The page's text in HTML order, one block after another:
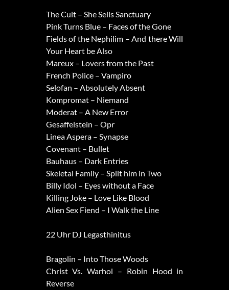
The Cult – She Sells Sanctuary
Pink Turns Blue – Faces of the Gone
Fields of the Nephilim – And there Will
Your Heart be Also
Mareux – Lovers from the Past
French Police – Vampiro
Selofan – Absolutely Absent
Kompromat – Niemand
Moderat – A New Error
Gesaffelstein – Opr
Linea Aspera – Synapse
Covenant – Bullet
Bauhaus – Dark Entries
Skeletal Family – Split him in Two
Billy Idol – Eyes without a Face
Killing Joke – Love Like Blood
Alien Sex Fiend – I Walk the Line
22 Uhr DJ Legasthinitus
Bragolin – Into Those Woods
Christ Vs. Warhol – Robin Hood in
Reverse